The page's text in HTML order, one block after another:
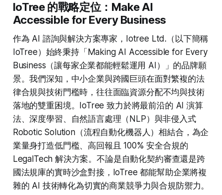
IoTree 的戰略定位：Make AI
Accessible for Every Business
作為 AI 諮詢與解決方案專家，Iotree Ltd.（以下簡稱
IoTree）始終秉持「Making AI Accessible for Every
Business（讓每家企業都能輕鬆運用 AI）」的品牌願
景。我們深知，中小企業與跨國巨頭在面對繁複的法
律合規與技術門檻時，往往面臨資源分配不均與技術
落地的雙重困境。IoTree 致力於將最前沿的 AI 演算
法、深度學習、自然語言處理（NLP）與非侵入式
Robotic Solution（流程自動化機器人）相結合，為企
業量身打造低門檻、高回報且 100% 安全合規的
LegalTech 解決方案。不論是自動化契約審查還是跨
國法規庫的實時沙盒對接，IoTree 都能幫助企業將複
雜的 AI 技術轉化為切實的商業競爭力與合規防禦力。